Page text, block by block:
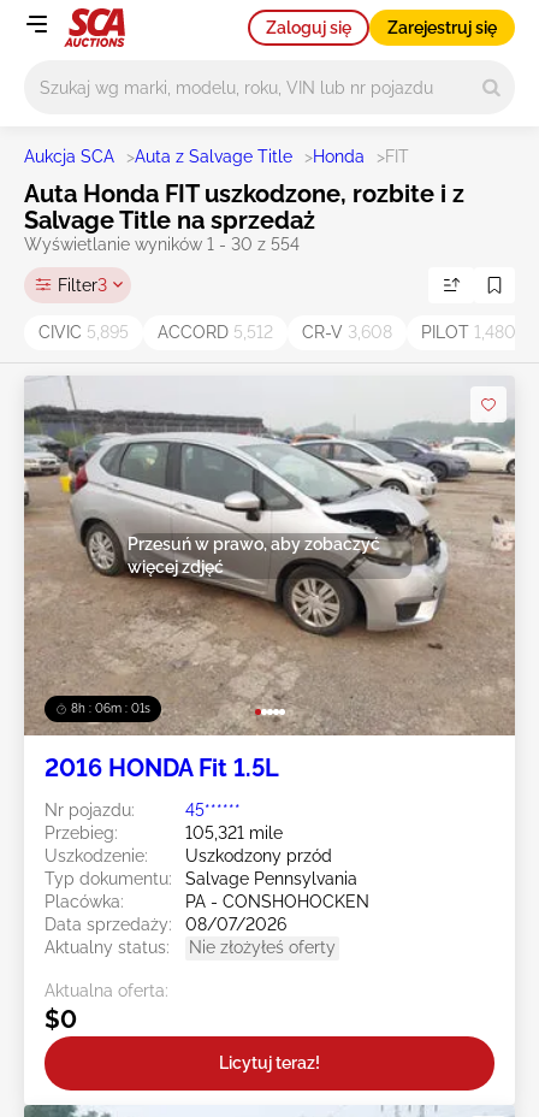
Zaloguj się Zarejestruj się
Aukcja SCA >Auta z Salvage Title >Honda >FIT
Auta Honda FIT uszkodzone, rozbite i z
Salvage Title na sprzedaż
Wyświetlanie wyników 1 - 30 z 554
Filter3
CIVIC 5,895 ACCORD 5,512 CR-V 3,608 PILOT 1,480
8h : 05m : 59s
Przesuń w prawo, aby zobaczyć
więcej zdjęć
2016 HONDA Fit 1.5L
Nr pojazdu:
45******
Przebieg:
105,321 mile
Uszkodzenie:
Uszkodzony przód
Typ dokumentu:
Salvage Pennsylvania
Placówka:
PA - CONSHOHOCKEN
Data sprzedaży:
08/07/2026
Aktualny status:
Nie złożyłeś oferty
Aktualna oferta:
$0
Licytuj teraz!